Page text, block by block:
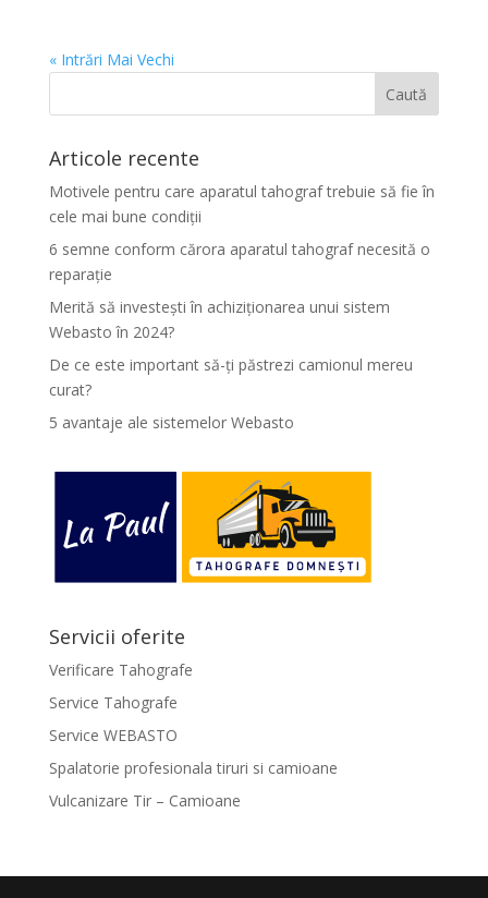
« Intrări Mai Vechi
Articole recente
Motivele pentru care aparatul tahograf trebuie să fie în
cele mai bune condiții
6 semne conform cărora aparatul tahograf necesită o
reparație
Merită să investești în achiziționarea unui sistem
Webasto în 2024?
De ce este important să-ți păstrezi camionul mereu
curat?
5 avantaje ale sistemelor Webasto
Servicii oferite
Verificare Tahografe
Service Tahografe
Service WEBASTO
Spalatorie profesionala tiruri si camioane
Vulcanizare Tir – Camioane